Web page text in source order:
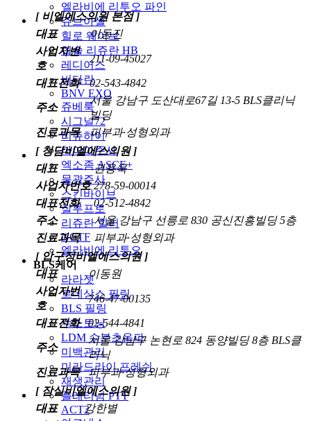
엘라비에 리투오 파인
쥬브아셀
힐로 웨이브
입술 리쥬란 HB
레디어스
비타란
BNV EXO
쥬베룩
시그널72
리쥬하이
다이아주사
엑소좀 ASCE+
물광주사
스킨바이브
잘루프로
리쥬란 힐러
NCTF
엘라비에 리투오
BLS케어
라라젯
르네상스 필링
BLS 필링
수소토닝
LDM 수분초음파
미백관리
미라드라이 프레쉬
재생관리
플래티넘 PTT
ACT2
[ 비엘에스의원 본점 ]
대표
이동진
사업자번
호
211-09-45027
대표전화 02-543-4842
주소
서울 강남구 도산대로67길 13-5 BLS클리닉
빌딩
진료과목
피부과·성형외과
[ 청담비엘에스의원 ]
대표
권용욱
사업자번호 278-59-00014
대표전화
02-512-4842
주소
서울 강남구 선릉로 830 공신진흥빌딩 5층
진료과목
피부과·성형외과
[ 압구정비엘에스의원 ]
대표
이동원
사업자번
호
746-47-00135
대표전화 02-544-4841
주소
서울 강남구 논현로 824 동양빌딩 8층 BLS클
리닉
진료과목
피부과·성형외과
[ 잠실비엘에스의원 ]
대표
강한별